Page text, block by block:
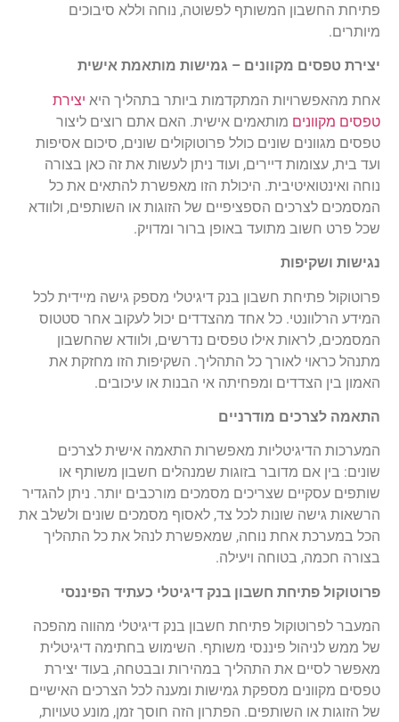
פתיחת החשבון המשותף לפשוטה, נוחה וללא סיבוכים
מיותרים.
יצירת טפסים מקוונים – גמישות מותאמת אישית
אחת מהאפשרויות המתקדמות ביותר בתהליך היא יצירת
טפסים מקוונים מותאמים אישית. האם אתם רוצים ליצור
טפסים מגוונים שונים כולל פרוטוקולים שונים, סיכום אסיפות
ועד בית, עצומות דיירים, ועוד ניתן לעשות את זה כאן בצורה
נוחה ואינטואיטיבית. היכולת הזו מאפשרת להתאים את כל
המסמכים לצרכים הספציפיים של הזוגות או השותפים, ולוודא
שכל פרט חשוב מתועד באופן ברור ומדויק.
נגישות ושקיפות
פרוטוקול פתיחת חשבון בנק דיגיטלי מספק גישה מיידית לכל
המידע הרלוונטי. כל אחד מהצדדים יכול לעקוב אחר סטטוס
המסמכים, לראות אילו טפסים נדרשים, ולוודא שהחשבון
מתנהל כראוי לאורך כל התהליך. השקיפות הזו מחזקת את
האמון בין הצדדים ומפחיתה אי הבנות או עיכובים.
התאמה לצרכים מודרניים
המערכות הדיגיטליות מאפשרות התאמה אישית לצרכים
שונים: בין אם מדובר בזוגות שמנהלים חשבון משותף או
שותפים עסקיים שצריכים מסמכים מורכבים יותר. ניתן להגדיר
הרשאות גישה שונות לכל צד, לאסוף מסמכים שונים ולשלב את
הכל במערכת אחת נוחה, שמאפשרת לנהל את כל התהליך
בצורה חכמה, בטוחה ויעילה.
פרוטוקול פתיחת חשבון בנק דיגיטלי כעתיד הפיננסי
המעבר לפרוטוקול פתיחת חשבון בנק דיגיטלי מהווה מהפכה
של ממש לניהול פיננסי משותף. השימוש בחתימה דיגיטלית
מאפשר לסיים את התהליך במהירות ובבטחה, בעוד יצירת
טפסים מקוונים מספקת גמישות ומענה לכל הצרכים האישיים
של הזוגות או השותפים. הפתרון הזה חוסך זמן, מונע טעויות,